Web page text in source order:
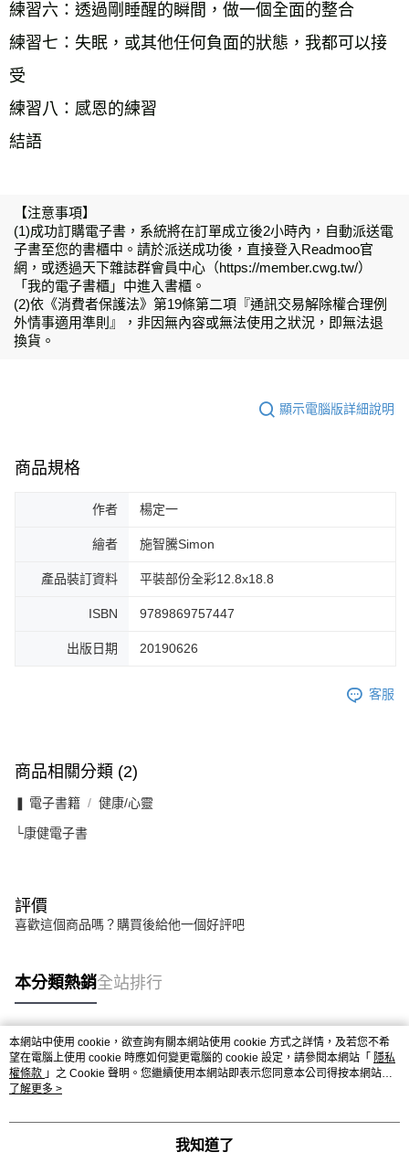
練習六：透過剛睡醒的瞬間，做一個全面的整合
練習七：失眠，或其他任何負面的狀態，我都可以接
受
練習八：感恩的練習
結語
【注意事項】
(1)成功訂購電子書，系統將在訂單成立後2小時內，自動派送電
子書至您的書櫃中。請於派送成功後，直接登入Readmoo官
網，或透過天下雜誌群會員中心（https://member.cwg.tw/）
「我的電子書櫃」中進入書櫃。
(2)依《消費者保護法》第19條第二項『通訊交易解除權合理例
外情事適用準則』，非因無內容或無法使用之狀況，即無法退
換貨。
顯示電腦版詳細說明
商品規格
作者 楊定一
繪者 施智騰Simon
產品裝訂資料 平裝部份全彩12.8x18.8
ISBN 9789869757447
出版日期 20190626
客服
商品相關分類 (2)
❚ 電子書籍 健康/心靈
└康健電子書
評價
喜歡這個商品嗎？購買後給他一個好評吧
本分類熱銷全站排行
熱門標籤
本網站中使用 cookie，欲查詢有關本網站使用 cookie 方式之詳情，及若您不希
望在電腦上使用 cookie 時應如何變更電腦的 cookie 設定，請參閱本網站「 隱私
權條款 」之 Cookie 聲明。您繼續使用本網站即表示您同意本公司得按本網站使
用條款之 Cookie 聲明使用 cookie。
了解更多 >
我知道了